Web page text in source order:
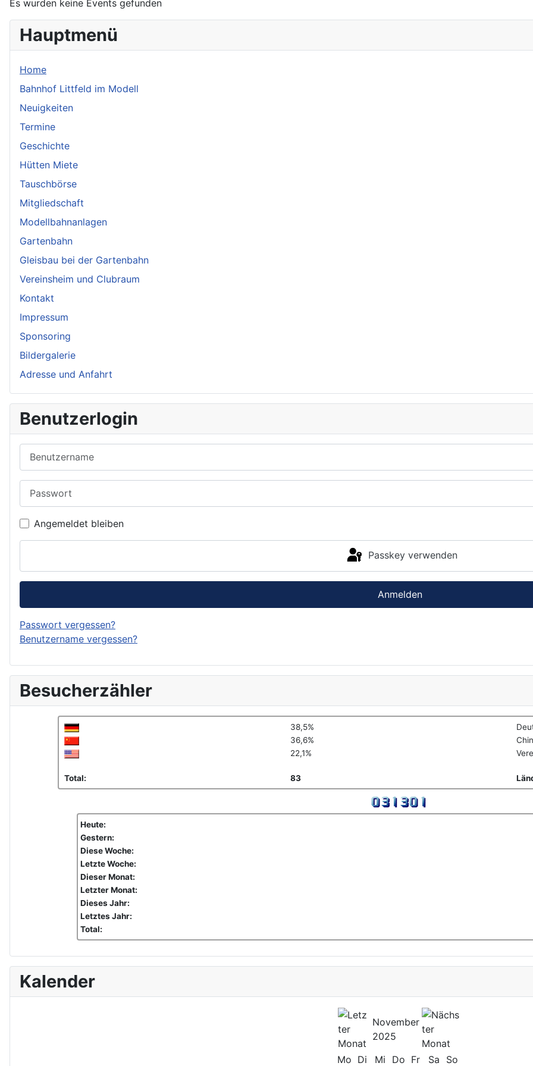
Es wurden keine Events gefunden
Hauptmenü
Home
Bahnhof Littfeld im Modell
Neuigkeiten
Termine
Geschichte
Hütten Miete
Tauschbörse
Mitgliedschaft
Modellbahnanlagen
Gartenbahn
Gleisbau bei der Gartenbahn
Vereinsheim und Clubraum
Kontakt
Impressum
Sponsoring
Bildergalerie
Adresse und Anfahrt
Benutzerlogin
Angemeldet bleiben
Passkey verwenden
Anmelden
Passwort vergessen?
Benutzername vergessen?
Besucherzähler
38,5%
36,6%
22,1%
Total: 83
Heute:
Gestern:
Diese Woche:
Letzte Woche:
Dieser Monat:
Letzter Monat:
Dieses Jahr:
Letztes Jahr:
Total:
Kalender
November
2025
Mo Di Mi Do Fr Sa So